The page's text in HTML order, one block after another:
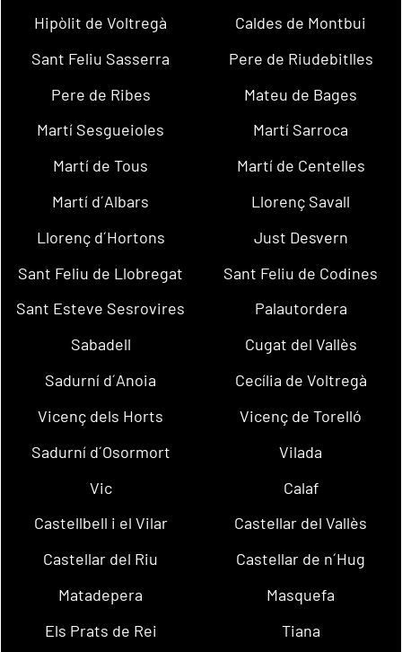
Hipòlit de Voltregà
Caldes de Montbui
Sant Feliu Sasserra
Pere de Riudebitlles
Pere de Ribes
Mateu de Bages
Martí Sesgueioles
Martí Sarroca
Martí de Tous
Martí de Centelles
Martí d´Albars
Llorenç Savall
Llorenç d´Hortons
Just Desvern
Sant Feliu de Llobregat
Sant Feliu de Codines
Sant Esteve Sesrovires
Palautordera
Sabadell
Cugat del Vallès
Sadurní d´Anoia
Cecília de Voltregà
Vicenç dels Horts
Vicenç de Torelló
Sadurní d´Osormort
Vilada
Vic
Calaf
Castellbell i el Vilar
Castellar del Vallès
Castellar del Riu
Castellar de n´Hug
Matadepera
Masquefa
Els Prats de Rei
Tiana